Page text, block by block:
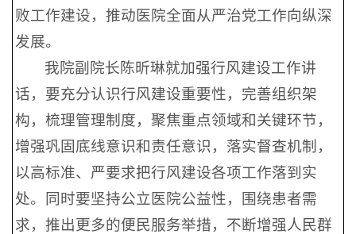
败工作建设，推动医院全面从严治党工作向纵深
发展。
我院副院长陈昕琳就加强行风建设工作讲
话，要充分认识行风建设重要性，完善组织架
构，梳理管理制度，聚焦重点领域和关键环节，
增强巩固底线意识和责任意识，落实督查机制，
以高标准、严要求把行风建设各项工作落到实
处。同时要坚持公立医院公益性，围绕患者需
求，推出更多的便民服务举措，不断增强人民群